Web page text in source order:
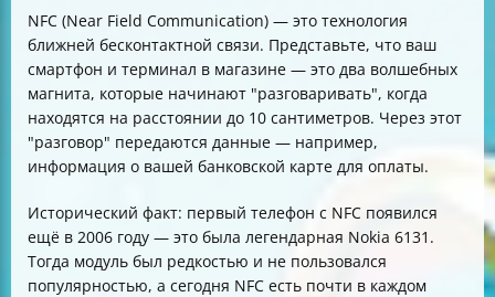
NFC (Near Field Communication) — это технология
ближней бесконтактной связи. Представьте, что ваш
смартфон и терминал в магазине — это два волшебных
магнита, которые начинают "разговаривать", когда
находятся на расстоянии до 10 сантиметров. Через этот
"разговор" передаются данные — например,
информация о вашей банковской карте для оплаты.
Исторический факт: первый телефон с NFC появился
ещё в 2006 году — это была легендарная Nokia 6131.
Тогда модуль был редкостью и не пользовался
популярностью, а сегодня NFC есть почти в каждом